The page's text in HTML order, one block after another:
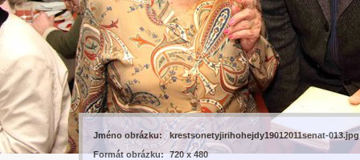
Jméno obrázku:
krestsonetyjirihohejdy19012011senat-013.jpg
Formát obrázku: 720 x 480